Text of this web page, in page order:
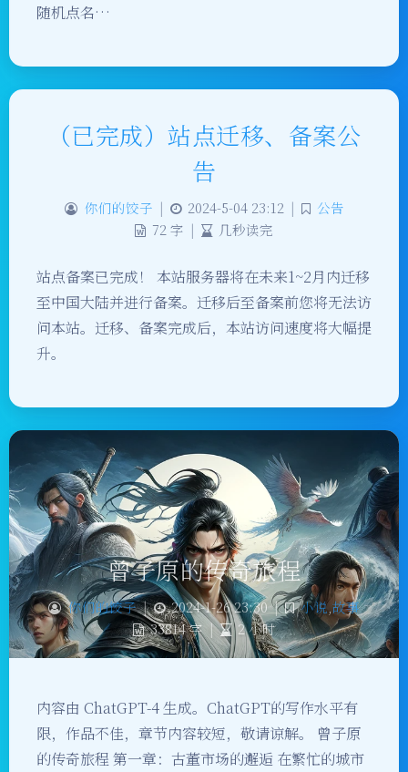
随机点名…
（已完成）站点迁移、备案公
告
你们的饺子 | 2024-5-04 23:12 |
公告
72 字 | 几秒读完
站点备案已完成！ 本站服务器将在未来1~2月内迁移
至中国大陆并进行备案。迁移后至备案前您将无法访
问本站。迁移、备案完成后，本站访问速度将大幅提
升。
曾子原的传奇旅程
你们的饺子 | 2024-1-26 23:30 | 小说,故事
33814 字 | 2 小时
内容由 ChatGPT-4 生成。ChatGPT的写作水平有
限，作品不佳，章节内容较短，敬请谅解。 曾子原
的传奇旅程 第一章：古董市场的邂逅 在繁忙的城市